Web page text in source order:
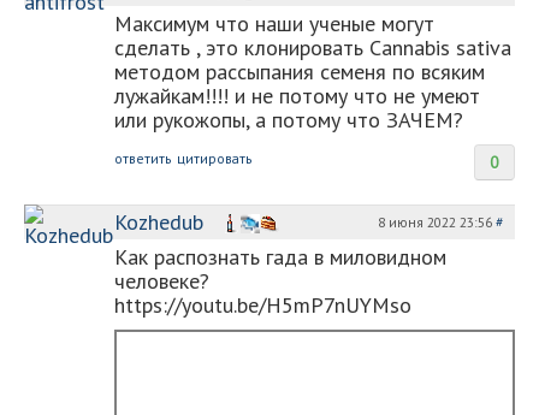
Максимум что наши ученые могут
сделать , это клонировать Cannabis sativa
методом рассыпания семеня по всяким
лужайкам!!!! и не потому что не умеют
или рукожопы, а потому что ЗАЧЕМ?
0
ответить цитировать
Kozhedub 8 июня 2022 23:56 #
Как распознать гада в миловидном
человеке?
https://youtu.be/H5mP7nUYMso